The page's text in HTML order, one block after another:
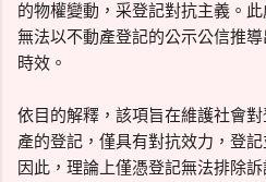
的物權變動，采登記對抗主義。
無法以不動產登記的公示公信推
時效。
依目的解釋，該項旨在維護社會
產的登記，僅具有對抗效力，登
因此，理論上僅憑登記無法排除